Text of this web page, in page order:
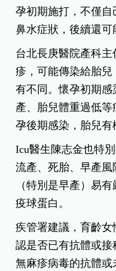
孕初期施打，不僅
鼻水症狀，後續還可
台北長庚醫院產科
疹，可能傳染給胎
有不同。懷孕初期
產、胎兒體重過低
孕後期感染，胎兒有
Icu醫生陳志金也特
流產、死胎、早產
（特別是早產）易
疫球蛋白。
疾管署建議，育齡
認是否已有抗體或
無麻疹病毒的抗體